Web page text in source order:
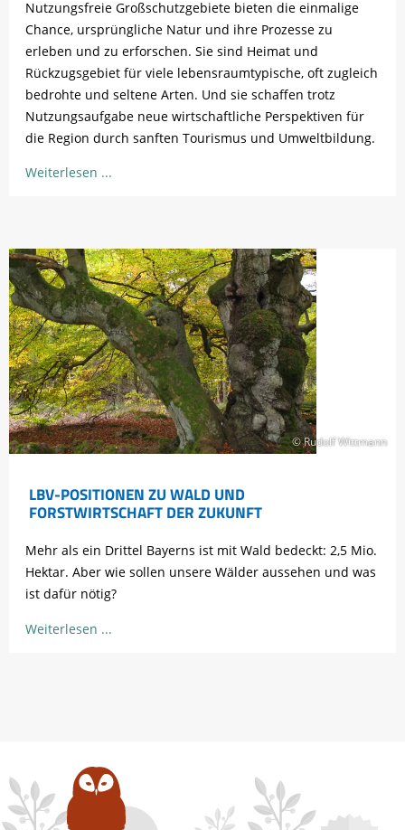
Nutzungsfreie Großschutzgebiete bieten die einmalige
Chance, ursprüngliche Natur und ihre Prozesse zu
erleben und zu erforschen. Sie sind Heimat und
Rückzugsgebiet für viele lebensraumtypische, oft zugleich
bedrohte und seltene Arten. Und sie schaffen trotz
Nutzungsaufgabe neue wirtschaftliche Perspektiven für
die Region durch sanften Tourismus und Umweltbildung.
Weiterlesen
© Rudolf Wittmann
LBV-POSITIONEN ZU WALD UND
FORSTWIRTSCHAFT DER ZUKUNFT
Mehr als ein Drittel Bayerns ist mit Wald bedeckt: 2,5 Mio.
Hektar. Aber wie sollen unsere Wälder aussehen und was
ist dafür nötig?
Weiterlesen